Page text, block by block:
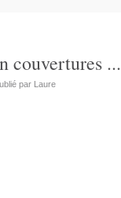
couvertures ...
par Laure